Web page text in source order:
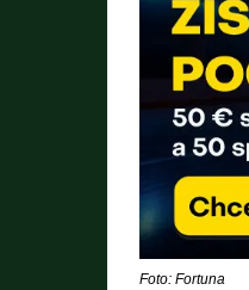
Foto: Fortuna